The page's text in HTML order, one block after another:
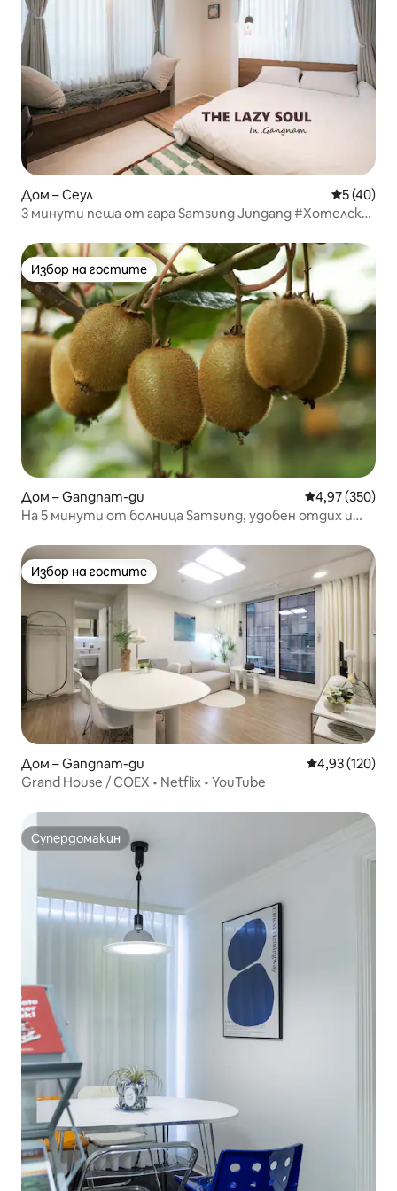
Дом – Сеул Средна
5 (40)
3 минути пеша от гара Samsung Jungang #Хотелско
Gangnam#Кула Lotte#Гара Apgujeong Rodeo#Център
на Сеул
Избор на гостите
Избор на гостите
Дом – Gangnam-gu Средна
4,97 (350)
На 5 минути от болница Samsung, удобен отдих и
Избор на гостите
Избор на гостите
Дом – Gangnam-gu Средна
4,93 (120)
Grand House / COEX • Netflix • YouTube
Супердомакин
Супердомакин